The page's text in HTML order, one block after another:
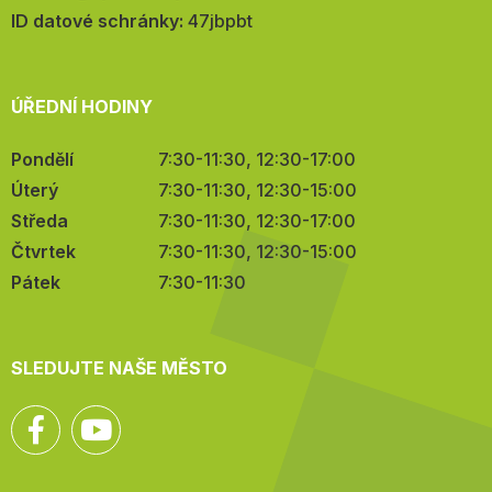
mail:
ID datové schránky: 47jbpbt
ÚŘEDNÍ HODINY
Pondělí
7:30-11:30, 12:30-17:00
Úterý
7:30-11:30, 12:30-15:00
Středa
7:30-11:30, 12:30-17:00
Čtvrtek
7:30-11:30, 12:30-15:00
Pátek
7:30-11:30
SLEDUJTE NAŠE MĚSTO
Facebook